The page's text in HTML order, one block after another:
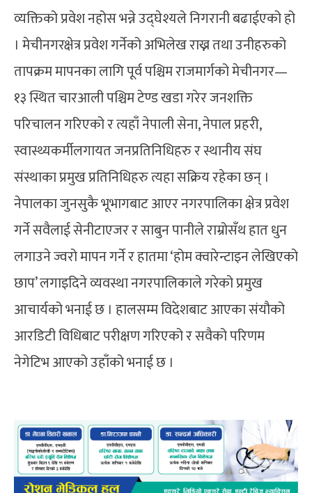
व्यक्तिको प्रवेश नहोस भन्ने उद्घेश्यले निगरानी बढाईएको हो
। मेचीनगरक्षेत्र प्रवेश गर्नेको अभिलेख राख्न तथा उनीहरुको
तापक्रम मापनका लागि पूर्व पश्चिम राजमार्गको मेचीनगर—
१३ स्थित चारआली पश्चिम टेण्ड खडा गरेर जनशक्ति
परिचालन गरिएको र त्यहाँ नेपाली सेना, नेपाल प्रहरी,
स्वास्थ्यकर्मीलगायत जनप्रतिनिधिहरु र स्थानीय संघ
संस्थाका प्रमुख प्रतिनिधिहरु त्यहा सक्रिय रहेका छन् ।
नेपालका जुनसुकै भूभागबाट आएर नगरपालिका क्षेत्र प्रवेश
गर्ने सवैलाई सेनीटाएजर र साबुन पानीले राम्रोसँथ हात धुन
लगाउने ज्वरो मापन गर्ने र हातमा ‘होम क्वारेन्टाइन लेखिएको
छाप’ लगाइदिने व्यवस्था नगरपालिकाले गरेको प्रमुख
आचार्यको भनाई छ । हालसम्म विदेशबाट आएका संयौको
आरडिटी विधिबाट परीक्षण गरिएको र सवैको परिणम
नेगेटिभ आएको उहाँको भनाई छ ।